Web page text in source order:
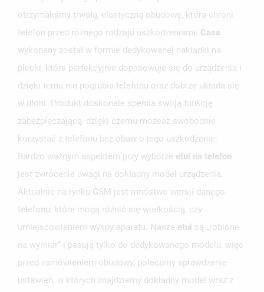
otrzymaliśmy trwałą, elastyczną obudowę, która chroni
telefon przed różnego rodzaju uszkodzeniami.
Case
wykonany został w formie dedykowanej nakładki na
plecki, która perfekcyjnie dopasowuje się do urządzenia i
dzięki temu nie pogrubia telefonu oraz dobrze układa się
w dłoni. Produkt doskonale spełnia swoją funkcję
zabezpieczającą, dzięki czemu możesz swobodnie
korzystać z telefonu bez obaw o jego uszkodzenie.
Bardzo ważnym aspektem przy wyborze etui na telefon
jest zwrócenie uwagi na dokładny model urządzenia.
Aktualnie na rynku GSM jest mnóstwo wersji danego
telefonu, które mogą różnić się wielkością, czy
umiejscowieniem wyspy aparatu. Nasze etui są „robione
na wymiar” i pasują tylko do dedykowanego modelu, więc
przed zamówieniem obudowy, polecamy sprawdzenie
ustawień, w których znajdziemy dokładny model wraz z
MOJE LISTY ŻYCZEŃ
UTWÓRZ LISTĘ ŻYCZEŃ
NAZWA LISTY ŻYCZEŃ
ANULUJ UTWÓRZ LISTĘ ŻYCZEŃ
ZALOGUJ SIĘ
SWOJEJ LIŚCIE ŻYCZEŃ.